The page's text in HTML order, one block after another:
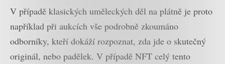
V případě klasických uměleckých děl na plátně je proto
například při aukcích vše podrobně zkoumáno
odborníky, kteří dokáží rozpoznat, zda jde o skutečný
originál, nebo padělek. V případě NFT celý tento